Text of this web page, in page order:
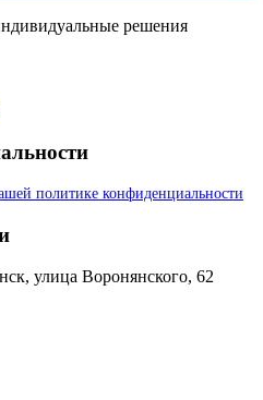
решения
политике конфиденциальности
улица Воронянского, 62